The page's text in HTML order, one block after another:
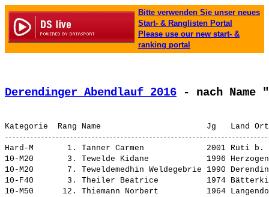
Bitte verwenden Sie unser neues
Start- & Ranglisten Portal
Please use our new start- &
ranking portal
Derendinger Abendlauf 2016 - nach Name
Hard-M       1. Tanner Carmen
2001 Rüti
10-M20       3. Tewelde Kidane
1996
10-M20       7. Teweldemedhin Weldegebrie 1990
10-F40       3. Theiler Beatrice
1974
10-M50      12. Thiemann Norbert
1964